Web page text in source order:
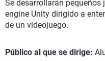
Se desarrollarán
engine Unity dirigido a
de un videojuego.
Público al que se dirige: